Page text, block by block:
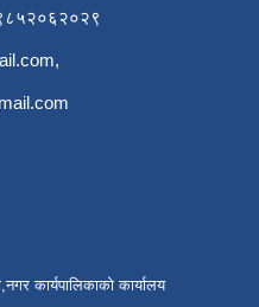
,
कार्यपालिकाको कार्यालय